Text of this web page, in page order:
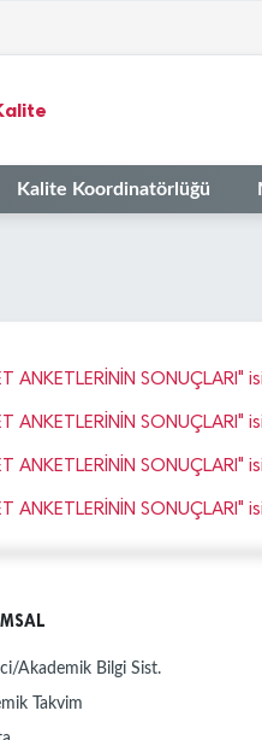
Kalite Koordinatörlüğü
ANKETLERİNİN SONUÇLARI"
ANKETLERİNİN SONUÇLARI"
ANKETLERİNİN SONUÇLARI"
ANKETLERİNİN SONUÇLARI"
Akademik Bilgi Sist.
Takvim